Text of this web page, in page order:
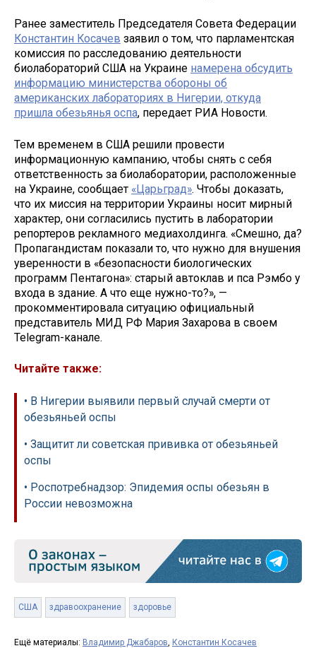
Ранее заместитель Председателя Совета Федерации
Константин Косачев заявил о том, что парламентская
комиссия по расследованию деятельности
биолабораторий США на Украине намерена обсудить
информацию министерства обороны об
американских лабораториях в Нигерии, откуда
пришла обезьянья оспа, передает РИА Новости.
Тем временем в США решили провести
информационную кампанию, чтобы снять с себя
ответственность за биолаборатории, расположенные
на Украине, сообщает «Царьград». Чтобы доказать,
что их миссия на территории Украины носит мирный
характер, они согласились пустить в лаборатории
репортеров рекламного медиахолдинга. «Смешно, да?
Пропагандистам показали то, что нужно для внушения
уверенности в «безопасности биологических
программ Пентагона»: старый автоклав и пса Рэмбо у
входа в здание. А что еще нужно-то?», —
прокомментировала ситуацию официальный
представитель МИД РФ Мария Захарова в своем
Telegram-канале.
Читайте также:
• В Нигерии выявили первый случай смерти от
обезьяньей оспы
• Защитит ли советская прививка от обезьяньей
оспы
• Роспотребнадзор: Эпидемия оспы обезьян в
России невозможна
США здравоохранение здоровье
Ещё материалы: Владимир Джабаров, Константин Косачев